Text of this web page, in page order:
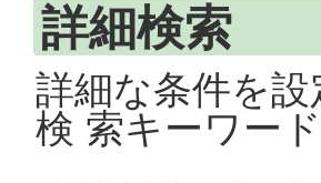
詳細検索
詳細な条件を
検 索キーワー